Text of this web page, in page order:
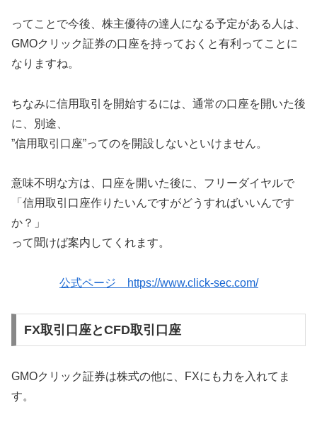
ってことで今後、株主優待の達人になる予定がある人は、
GMOクリック証券の口座を持っておくと有利ってことに
なりますね。
ちなみに信用取引を開始するには、通常の口座を開いた後
に、別途、
”信用取引口座”ってのを開設しないといけません。
意味不明な方は、口座を開いた後に、フリーダイヤルで
「信用取引口座作りたいんですがどうすればいいんです
か？」
って聞けば案内してくれます。
公式ページ https://www.click-sec.com/
FX取引口座とCFD取引口座
GMOクリック証券は株式の他に、FXにも力を入れてま
す。